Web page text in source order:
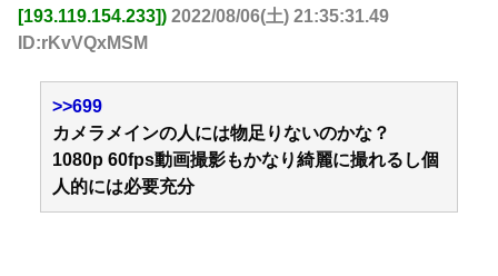
[193.119.154.233]) 2022/08/06(土) 21:35:31.49
ID:rKvVQxMSM
>>699
カメラメインの人には物足りないのかな？
1080p 60fps動画撮影もかなり綺麗に撮れるし個
人的には必要充分